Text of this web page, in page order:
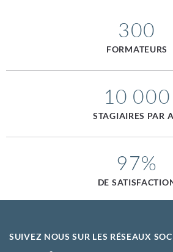
300
FORMATEURS
10 000
STAGIAIRES PAR
97%
DE
SUIVEZ NOUS SUR LES RÉSEAUX